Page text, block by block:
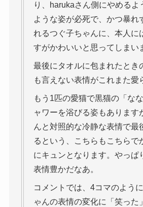
り、harukaさん側にやめるよ
ような姿が必死で、かつ暴れ
れるつぐ子ちゃんに、本人に
すがかわいいと思ってしまい
最後にタオルに包まれたとき
も言えない表情がこれまた
もう1匹の愛猫で黒猫の「な
ャワーを浴びる姿もあります
んと対照的な冷静な表情で最
るという、こちらもこちらで
にキュンとなります。やっぱ
表情豊かだなあ。
コメントでは、4コマのよう
ゃんの表情の変化に「笑った